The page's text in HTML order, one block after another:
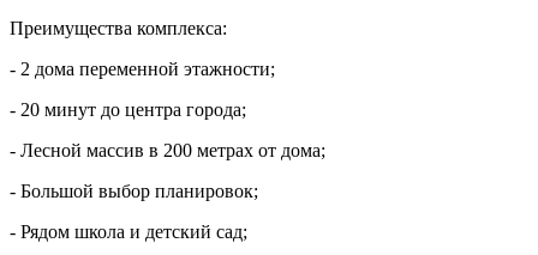
Преимущества комплекса:
- 2 дома переменной этажности;
- 20 минут до центра города;
- Лесной массив в 200 метрах от дома;
- Большой выбор планировок;
- Рядом школа и детский сад;